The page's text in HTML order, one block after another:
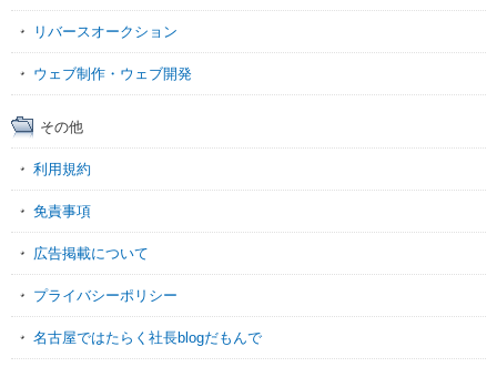
リバースオークション
ウェブ制作・ウェブ開発
その他
利用規約
免責事項
広告掲載について
プライバシーポリシー
名古屋ではたらく社長blogだもんで